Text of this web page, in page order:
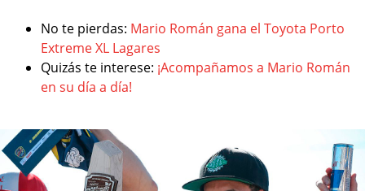
No te pierdas: Mario Román gana el Toyota Porto
Extreme XL Lagares
Quizás te interese: ¡Acompañamos a Mario Román
en su día a día!